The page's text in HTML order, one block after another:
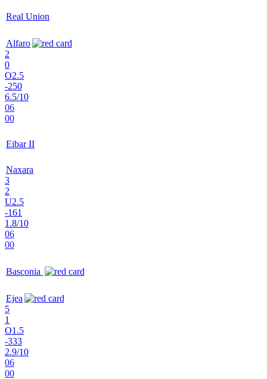
Real Union
Alfaro
2
0
O2.5
-250
6.5/10
06
00
Eibar II
Naxara
3
2
U2.5
-161
1.8/10
06
00
Basconia
Ejea
5
1
O1.5
-333
2.9/10
06
00